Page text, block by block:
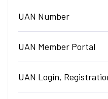
UAN Number
UAN Member Portal
UAN Login,